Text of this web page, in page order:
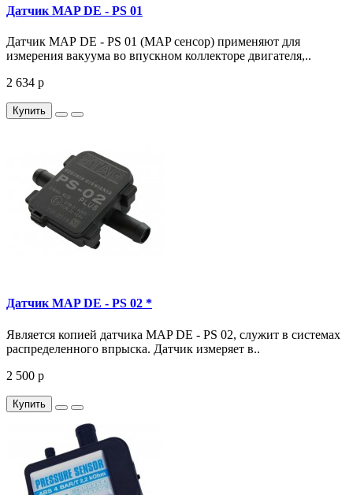
Датчик MAP DE - PS 01
Датчик MAP DE - PS 01 (MAP сенсор) применяют для
измерения вакуума во впускном коллекторе двигателя,..
2 634 р
Купить
Датчик MAP DE - PS 02 *
Является копией датчика MAP DE - PS 02, служит в системах
распределенного впрыска. Датчик измеряет в..
2 500 р
Купить